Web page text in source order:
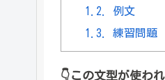
1.2.
例文
1.3.
練習問題
👇この文型が使わ